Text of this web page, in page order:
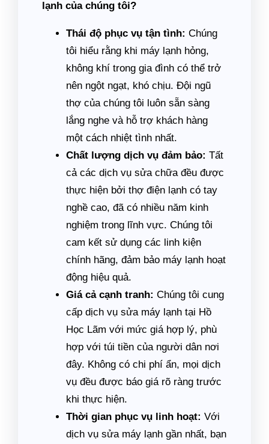
lạnh của chúng tôi?
Thái độ phục vụ tận tình: Chúng
tôi hiểu rằng khi máy lạnh hỏng,
không khí trong gia đình có thể trở
nên ngột ngạt, khó chịu. Đội ngũ
thợ của chúng tôi luôn sẵn sàng
lắng nghe và hỗ trợ khách hàng
một cách nhiệt tình nhất.
Chất lượng dịch vụ đảm bảo: Tất
cả các dịch vụ sửa chữa đều được
thực hiện bởi thợ điện lạnh có tay
nghề cao, đã có nhiều năm kinh
nghiệm trong lĩnh vực. Chúng tôi
cam kết sử dụng các linh kiện
chính hãng, đảm bảo máy lạnh hoạt
động hiệu quả.
Giá cả cạnh tranh: Chúng tôi cung
cấp dịch vụ sửa máy lạnh tại Hồ
Học Lãm với mức giá hợp lý, phù
hợp với túi tiền của người dân nơi
đây. Không có chi phí ẩn, mọi dịch
vụ đều được báo giá rõ ràng trước
khi thực hiện.
Thời gian phục vụ linh hoạt: Với
dịch vụ sửa máy lạnh gần nhất, bạn